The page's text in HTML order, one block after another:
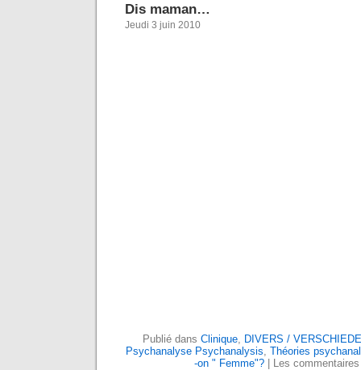
Dis maman…
Jeudi 3 juin 2010
Publié dans Clinique, DIVERS /
Psychanalyse Psychanalysis, Théories
-on " Femme"?
Les